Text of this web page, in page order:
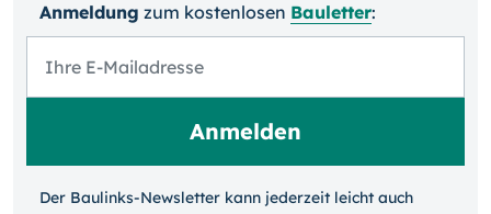
Anmeldung zum kosten­losen Bauletter:
Der Baulinks-Newsletter kann jeder­zeit leicht auch